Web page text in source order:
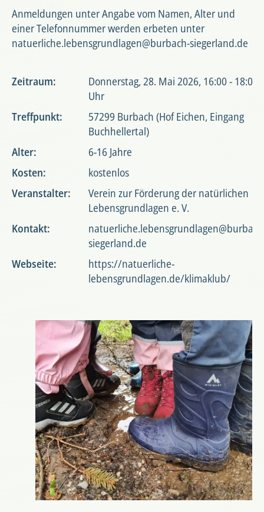
Anmeldungen unter Angabe vom Namen, Alter und
einer Telefonnummer werden erbeten unter
natuerliche.lebensgrundlagen@burbach-siegerland.de
Zeitraum:
Donnerstag, 28. Mai 2026, 16:00 - 18:00
Uhr
Treffpunkt:
57299 Burbach (Hof Eichen, Eingang
Buchhellertal)
Alter:
6-16 Jahre
Kosten:
kostenlos
Veranstalter:
Verein zur Förderung der natürlichen
Lebensgrundlagen e. V.
Kontakt:
siegerland.de
Webseite:
https://natuerliche-
lebensgrundlagen.de/klimaklub/